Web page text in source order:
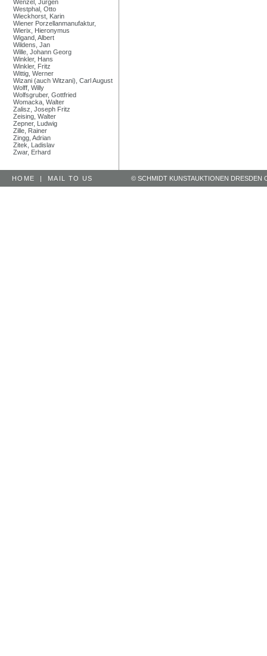
Wenzel, Jürgen
Westphal, Otto
Wieckhorst, Karin
Wiener Porzellanmanufaktur,
Wierix, Hieronymus
Wigand, Albert
Wildens, Jan
Wille, Johann Georg
Winkler, Hans
Winkler, Fritz
Wittig, Werner
Wizani (auch Witzani), Carl August
Wolff, Willy
Wolfsgruber, Gottfried
Womacka, Walter
Zalisz, Joseph Fritz
Zeising, Walter
Zepner, Ludwig
Zille, Rainer
Zingg, Adrian
Zitek, Ladislav
Zwar, Erhard
HOME | MAIL TO US © SCHMIDT KUNSTAUKTIONEN DRESDEN